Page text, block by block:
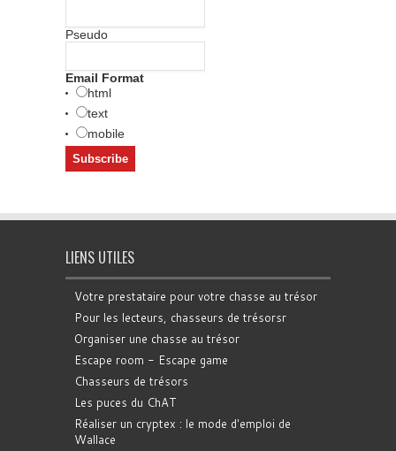
Pseudo
Email Format
html
text
mobile
LIENS UTILES
Votre prestataire pour votre chasse au trésor
Pour les lecteurs, chasseurs de trésorsr
Organiser une chasse au trésor
Escape room - Escape game
Chasseurs de trésors
Les puces du ChAT
Réaliser un cryptex : le mode d'emploi de
Wallace